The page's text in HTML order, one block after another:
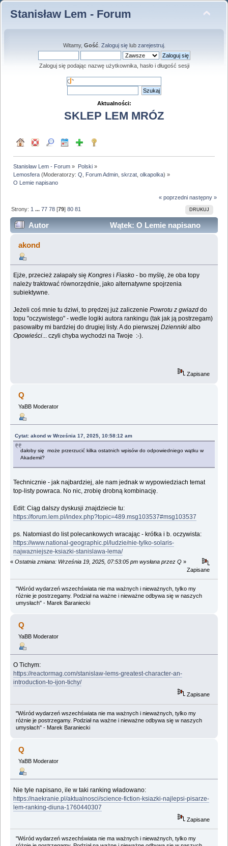
Stanisław Lem - Forum
Witamy, Gość. Zaloguj sięlub zarejestruj.
Zaloguj się podając nazwę użytkownika, hasło i długość sesji
Aktualności:
SKLEP LEM MRÓZ
Stanisław Lem - Forum » Polski»
Lemosfera (Moderatorzy:Q Forum Admin ,skrzat ,olkapolka) »
O Lemie napisano
« poprzedni następny »
DRUKUJ
Strony: 1 ...77 78 [79]80 81
Autor
Wątek: O Lemie napisano
(Przeczytany 2661455 razy)
akond
Ejże, przecież załapały sięKongres iFiasko - bo myślę, że oba topy
należy traktować równorzędnie, jako alternatywne spojrzenia
subiektywne.
Jeżeli coś mnie tu dziwi, to prędzej już zaliczeniePowrotu z gwiazd do
topu "oczywistego" - wedle logiki autora rankingu (tak jak ją postrzegam)
pasowałby mi bardziej do drugiej listy. A do pierwszejDzienniki albo
Opowieści... czyli chyba wychodzi na Twoje :-).
Zapisane
Q
YaBB Moderator
Cytat: akond w Września 17, 2025, 10:58:12 am
dałoby się może przerzucić kilka ostatnich wpisów do odpowiedniego wątku w
Akademii?
Technicznie - jak najbardziej, ale nam jednak w wypowiedziach temat
top-listy powraca. No nic, zrobię drobną kombinację.
Edit: Ciąg dalszy dyskusji znajdziecie tu:
https://forum.lem.pl/index.php?topic=489.msg103537#msg103537
ps. Natomiast do list polecankowych wracając - krótka i b. oczywista:
https://www.national-geographic.pl/ludzie/nie-tylko-solaris-
najwazniejsze-ksiazki-stanislawa-lema/
« Ostatnia zmiana: Września 19, 2025, 07:53:05 pm wysłana przez Q »
Zapisane
"Wśród wydarzeń wszechświata nie ma ważnych i nieważnych, tylko my
różnie je postrzegamy. Podział na ważne i nieważne odbywa się w naszych
umysłach" - Marek Baraniecki
Q
YaBB Moderator
O Tichym:
https://reactormag.com/stanislaw-lems-greatest-character-an-
introduction-to-ijon-tichy/
Zapisane
"Wśród wydarzeń wszechświata nie ma ważnych i nieważnych, tylko my
różnie je postrzegamy. Podział na ważne i nieważne odbywa się w naszych
umysłach" - Marek Baraniecki
Q
YaBB Moderator
Nie tyle napisano, ile w taki ranking władowano:
https://naekranie.pl/aktualnosci/science-fiction-ksiazki-najlepsi-pisarze-
lem-ranking-diuna-1760440307
Zapisane
"Wśród wydarzeń wszechświata nie ma ważnych i nieważnych, tylko my